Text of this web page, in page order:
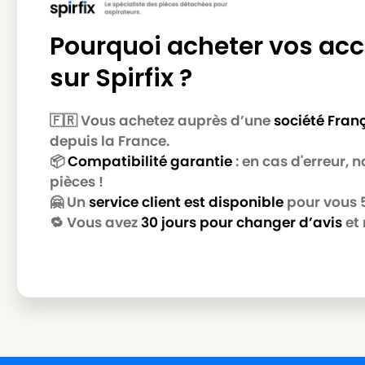
Pourquoi acheter vos
sur Spirfix ?
🇫🇷 Vous achetez auprès d’unesociété
depuis la France.
📦Compatibilité garantie: en cas d'erreur,
pièces !
🤗 Un service client est disponible pour vous
🔁 Vous avez30 jours pour changer d’aviset